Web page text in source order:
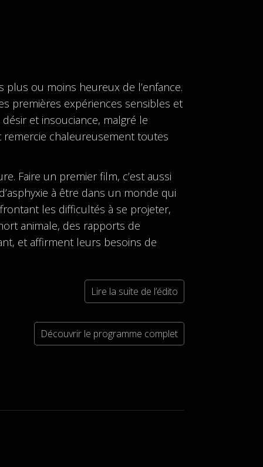
plus ou moins heureux de l’enfance.
premières expériences sensibles et
et insouciance, malgré le
remercie chaleureusement toutes
Faire un premier film, c’est aussi
à être dans un monde qui
les difficultés à se projeter,
animale, des rapports de
et affirment leurs besoins de
Lire la suite de l’édito
Découvrir le programme complet